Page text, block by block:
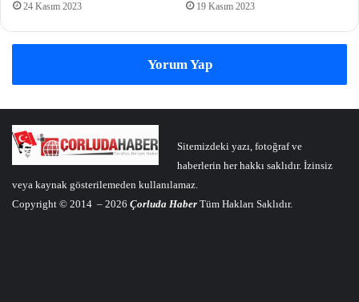
24 Kasım 2023 19 Kasım 2023
Yorum Yap
Sitemizdeki yazı, fotoğraf ve
haberlerin her hakkı saklıdır. İzinsiz
veya kaynak gösterilemeden kullanılamaz.
Copyright © 2014 – 2026 Çorluda Haber Tüm Hakları Saklıdır.